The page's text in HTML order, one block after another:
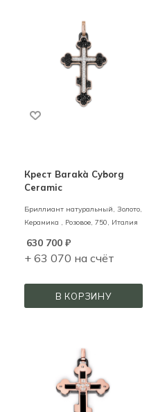
Крест Barakà Cyborg
Ceramic
Бриллиант натуральный, Золото,
Керамика , Розовое, 750, Италия
630 700 ₽
+ 63 070 на счёт
В КОРЗИНУ